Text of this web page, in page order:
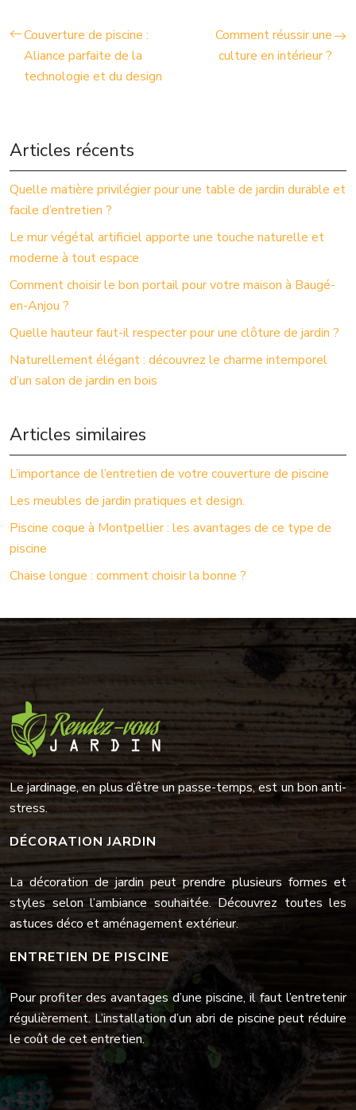
Couverture de piscine :
Aliance parfaite de la
technologie et du design
Comment réussir une
culture en intérieur ?
Articles récents
Quelle matière privilégier pour une table de jardin durable et
facile d’entretien ?
Le mur végétal artificiel apporte une touche naturelle et
moderne à tout espace
Comment choisir le bon portail pour votre maison à Baugé-
en-Anjou ?
Quelle hauteur faut-il respecter pour une clôture de jardin ?
Naturellement élégant : découvrez le charme intemporel
d’un salon de jardin en bois
Articles similaires
L’importance de l’entretien de votre couverture de piscine
Les meubles de jardin pratiques et design.
Piscine coque à Montpellier : les avantages de ce type de
piscine
Chaise longue : comment choisir la bonne ?
Le jardinage, en plus d’être un passe-temps, est un bon anti-
stress.
DÉCORATION JARDIN
La décoration de jardin peut prendre plusieurs formes et
styles selon l’ambiance souhaitée. Découvrez toutes les
astuces déco et aménagement extérieur.
ENTRETIEN DE PISCINE
Pour profiter des avantages d’une piscine, il faut l’entretenir
régulièrement. L’installation d’un abri de piscine peut réduire
le coût de cet entretien.